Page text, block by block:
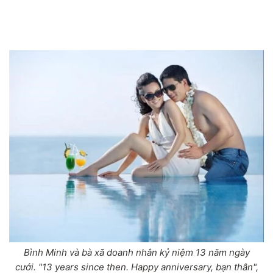
Bình Minh và bà xã doanh nhân kỷ niệm 13 năm ngày
cưới. "13 years since then. Happy anniversary, bạn thân",